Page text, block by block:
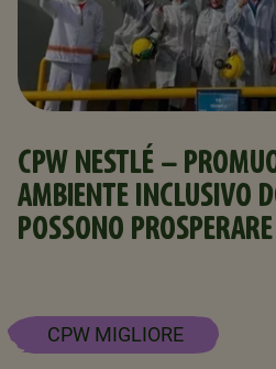
CPW NESTLÉ -
AMBIENTE INCLUSIVO
POSSONO PROSPERARE
CPW MIGLIORE